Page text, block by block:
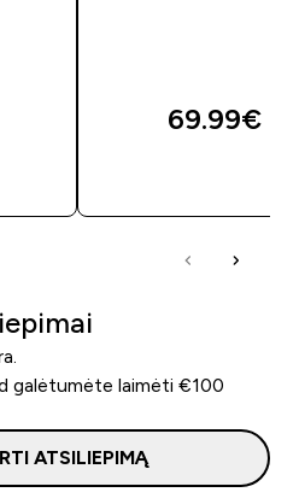
69.99€‎
galėtumėte laimėti €100
ATSILIEPIMĄ